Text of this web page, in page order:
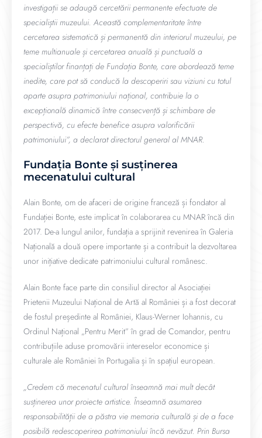
investigații se adaugă cercetării permanente efectuate de
specialiștii muzeului. Această complementaritate între
cercetarea sistematică și permanentă din interiorul muzeului, pe
teme multianuale și cercetarea anuală și punctuală a
specialiștilor finanțați de Fundația Bonte, care abordează teme
inedite, care pot să conducă la descoperiri sau viziuni cu totul
aparte asupra patrimoniului național, contribuie la o
excepțională dinamică între consecvență și schimbare de
perspectivă, cu efecte benefice asupra valorificării
patrimoniului”, a declarat directorul general al MNAR.
Fundația Bonte și susținerea
mecenatului cultural
Alain Bonte, om de afaceri de origine franceză și fondator al
Fundației Bonte, este implicat în colaborarea cu MNAR încă din
2017. De-a lungul anilor, fundația a sprijinit revenirea în Galeria
Națională a două opere importante și a contribuit la dezvoltarea
unor inițiative dedicate patrimoniului cultural românesc.
Alain Bonte face parte din consiliul director al Asociației
Prietenii Muzeului Național de Artă al României și a fost decorat
de fostul președinte al României, Klaus-Werner Iohannis, cu
Ordinul Național „Pentru Merit” în grad de Comandor, pentru
contribuțiile aduse promovării intereselor economice și
culturale ale României în Portugalia și în spațiul european.
„Credem că mecenatul cultural înseamnă mai mult decât
susținerea unor proiecte artistice. Înseamnă asumarea
responsabilității de a păstra vie memoria culturală și de a face
posibilă redescoperirea patrimoniului încă nevăzut. Prin Bursa